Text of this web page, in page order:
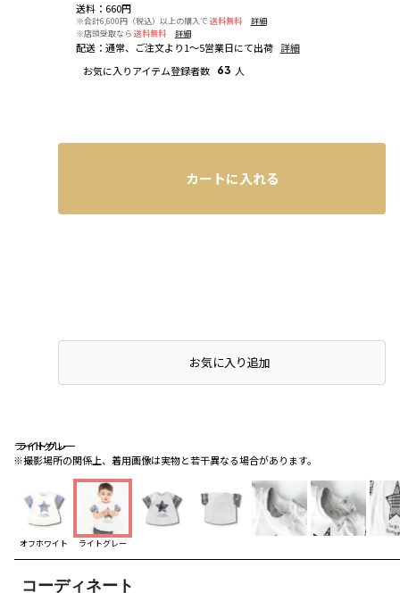
ライトグレー
※撮影場所の関係上、着用画像は実物と若干異なる場合があります。
ライトグレー
ライトグレー
オフホワイト ライトグレー
コーディネート
送料： 660円
※合計6,600円（税込）以上の購入で 送料無料
詳細
※店頭受取なら 送料無料 詳細
配送： 通常、ご注文より1～5営業日にて出荷 詳細
お気に入りアイテム登録者数
63 人
カートに入れる
お気に入り追加